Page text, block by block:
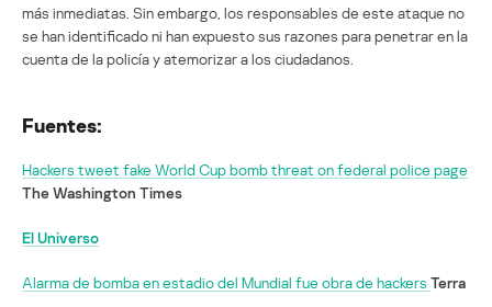
más inmediatas. Sin embargo, los responsables de este ataque no
se han identificado ni han expuesto sus razones para penetrar en la
cuenta de la policía y atemorizar a los ciudadanos.
Fuentes:
Hackers tweet fake World Cup bomb threat on federal police page
The Washington Times
El Universo
Alarma de bomba en estadio del Mundial fue obra de hackers Terra